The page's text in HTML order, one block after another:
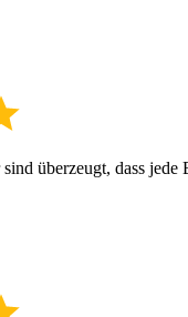
überzeugt, dass